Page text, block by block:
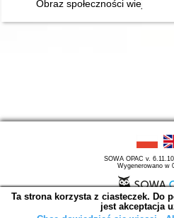
Obraz społeczności wiejskiej
SOWA OPAC v.
Wygenerowano w
Ta strona korzysta z ciasteczek. Do
jest akceptacja